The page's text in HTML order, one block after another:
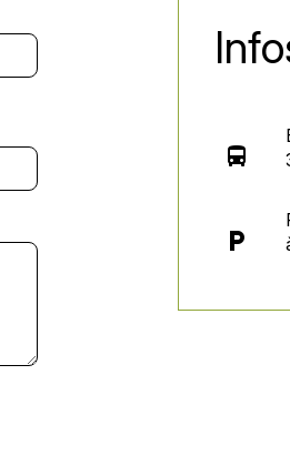
directions_bus
local_parking